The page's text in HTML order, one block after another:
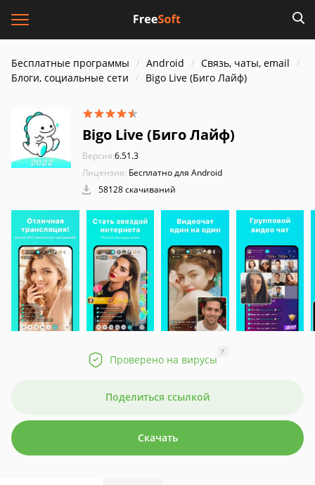
Бесплатные программы Android
Связь, чаты, email
Блоги, социальные сети
Bigo Live (Биго Лайф)
Bigo Live (Биго Лайф)
Версия:6.51.3
Лицензия: Бесплатно для Android
58128 скачиваний
Проверено на вирусы
?
Поделиться ссылкой
Скачать